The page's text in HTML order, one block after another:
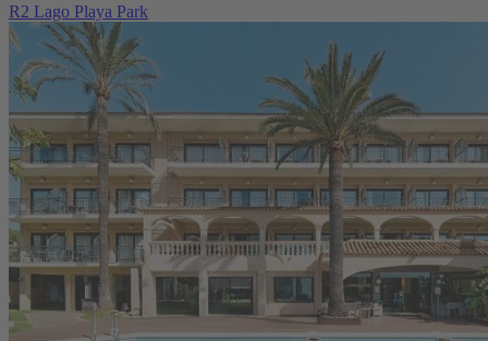
R2 Lago Playa Park